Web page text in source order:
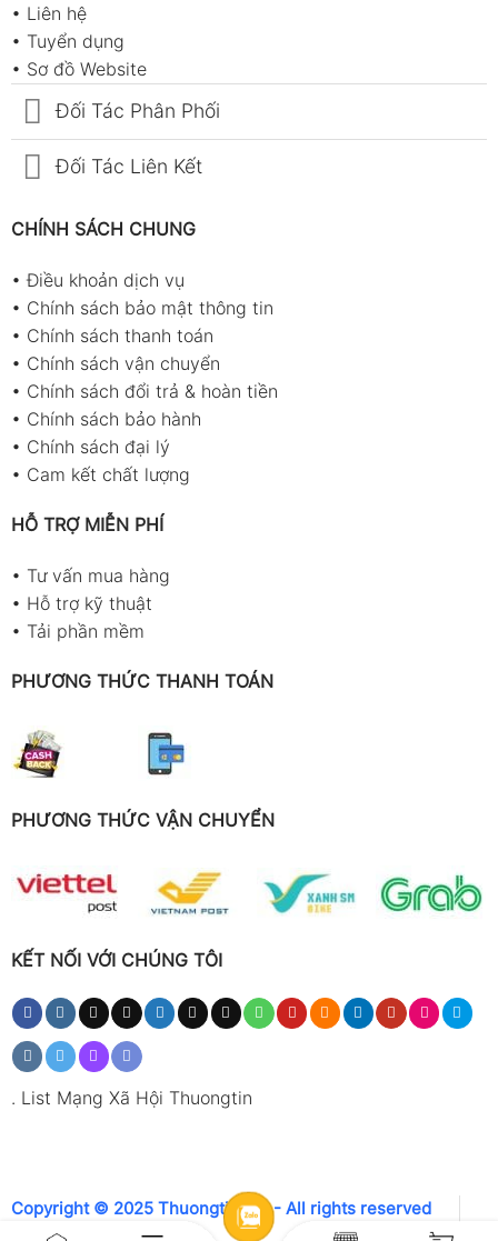
• Liên hệ
• Tuyển dụng
• Sơ đồ Website
Đối Tác Phân Phối
Đối Tác Liên Kết
CHÍNH SÁCH CHUNG
•Điều khoản dịch vụ
• Chính sách bảo mật thông tin
• Chính sách thanh toán
• Chính sách vận chuyển
• Chính sách đổi trả & hoàn tiền
• Chính sách bảo hành
• Chính sách đại lý
• Cam kết chất lượng
HỖ TRỢ MIỄN PHÍ
• Tư vấn mua hàng
• Hỗ trợ kỹ thuật
• Tải phần mềm
PHƯƠNG THỨC THANH TOÁN
PHƯƠNG THỨC VẬN CHUYỂN
KẾT NỐI VỚI CHÚNG TÔI
. List Mạng Xã Hội Thuongtin
Copyright © 2025 Thuongtin.net - All rights reserved